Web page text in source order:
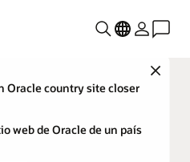
Close
Oracle country site closer
web de Oracle de un país